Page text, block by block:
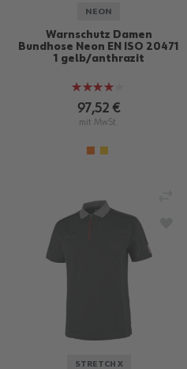
NEON
Warnschutz Damen
Bundhose Neon EN ISO 20471
1 gelb/anthrazit
Bewertung:
80%
97,52 €
mit MwSt.
ZUR WUNSCHLISTE HINZUFÜGEN
STRETCH X